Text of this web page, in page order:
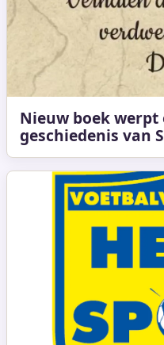
Nieuw boek werpt
geschiedenis van